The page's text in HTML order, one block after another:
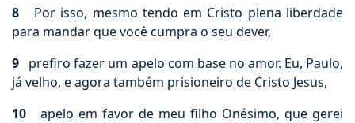
8 Por isso, mesmo tendo em Cristo plena liberdade
para mandar que você cumpra o seu dever,
9 prefiro fazer um apelo com base no amor. Eu, Paulo,
já velho, e agora também prisioneiro de Cristo Jesus,
10 apelo em favor de meu filho Onésimo, que gerei